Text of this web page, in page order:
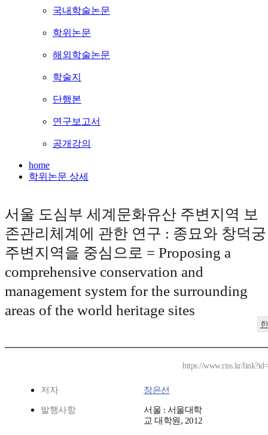
국내학술논문
학위논문
해외학술논문
학술지
단행본
연구보고서
공개강의
home
학위논문 상세
서울 도심부 세계문화유산 주변지역 보
존관리체계에 관한 연구 : 종묘와 창덕궁
주변지역을 중심으로 = Proposing a
comprehensive conservation and
management system for the surrounding
areas of the world heritage sites
https://www.riss.kr/
저자 장은선
발행사항
서울 : 서울대학
교 대학원, 2012